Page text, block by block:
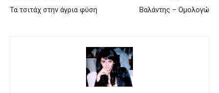
Τα τσιτάχ στην άγρια ​​φύση Βαλάντης – Ομολογώ